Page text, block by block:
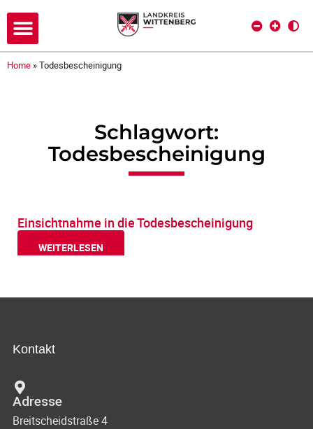
Home »Todesbescheinigung
Schlagwort:
Todesbescheinigung
Einsichtnahme in die Todesbescheinigung
WEITERLESEN
Kontakt
Adresse
Breitscheidstraße 4